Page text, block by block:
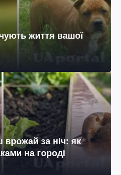
життя вашої
врожай за ніч: як
на городі